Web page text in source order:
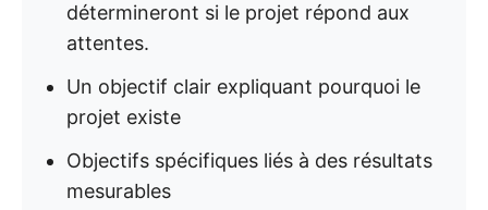
détermineront si le projet répond aux
attentes.
Un objectif clair expliquant pourquoi le
projet existe
Objectifs spécifiques liés à des résultats
mesurables